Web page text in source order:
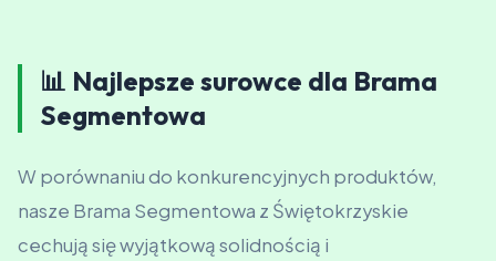
📊 Najlepsze surowce dla Brama
Segmentowa
W porównaniu do konkurencyjnych produktów,
nasze Brama Segmentowa z Świętokrzyskie
cechują się wyjątkową solidnością i